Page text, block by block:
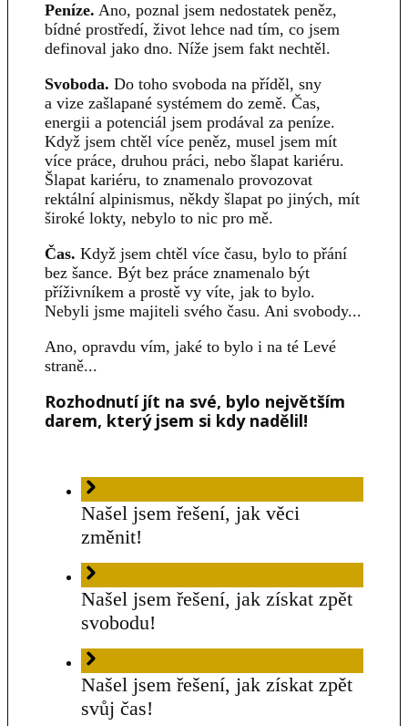
Peníze. Ano, poznal jsem nedostatek peněz,
bídné prostředí, život lehce nad tím, co jsem
definoval jako dno. Níže jsem fakt nechtěl.
Svoboda. Do toho svoboda na příděl, sny
a vize zašlapané systémem do země. Čas,
energii a potenciál jsem prodával za peníze.
Když jsem chtěl více peněz, musel jsem mít
více práce, druhou práci, nebo šlapat kariéru.
Šlapat kariéru, to znamenalo provozovat
rektální alpinismus, někdy šlapat po jiných, mít
široké lokty, nebylo to nic pro mě.
Čas. Když jsem chtěl více času, bylo to přání
bez šance. Být bez práce znamenalo být
příživníkem a prostě vy víte, jak to bylo.
Nebyli jsme majiteli svého času. Ani svobody...
Ano, opravdu vím, jaké to bylo i na té Levé
straně...
Rozhodnutí jít na své, bylo největším
darem, který jsem si kdy nadělil!
Našel jsem řešení, jak věci
změnit!
Našel jsem řešení, jak získat zpět
svobodu!
Našel jsem řešení, jak získat zpět
svůj čas!